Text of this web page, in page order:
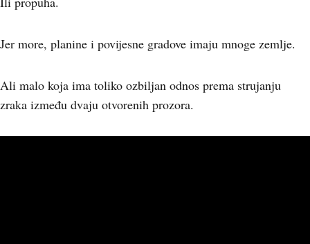
Jer more, planine i povijesne gradove imaju mnoge zemlje.
Ali malo koja ima toliko ozbiljan odnos prema strujanju
zraka između dvaju otvorenih prozora.